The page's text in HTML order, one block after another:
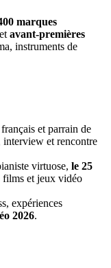
marques
et avant-premières
instruments de
et parrain de
interview et rencontre
virtuose, le 25
films et jeux vidéo
expériences
2026.